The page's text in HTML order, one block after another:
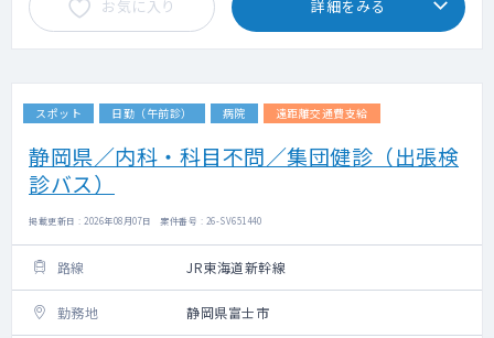
お気に入り 詳細をみる
スポット 日勤（午前診） 病院 遠距離交通費支給
静岡県／内科・科目不問／集団健診（出張検
診バス）
掲載更新日 : 2026年08月07日 案件番号 : 26-SV651440
路線 JR東海道新幹線
勤務地 静岡県富士市